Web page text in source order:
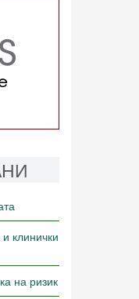
клинички
на ризик